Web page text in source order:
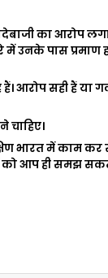
का आरोप
उनके पास प्रमाण
सही हैं या
चाहिए।
भारत में काम कर
आप ही समझ सकते